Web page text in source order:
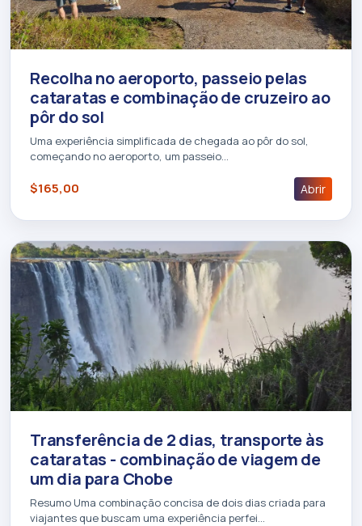
Recolha no aeroporto, passeio pelas
cataratas e combinação de cruzeiro ao
pôr do sol
Uma experiência simplificada de chegada ao pôr do sol,
começando no aeroporto, um passeio…
$165,00 Abrir
Transferência de 2 dias, transporte às
cataratas - combinação de viagem de
um dia para Chobe
Resumo Uma combinação concisa de dois dias criada para
viajantes que buscam uma experiência perfei…